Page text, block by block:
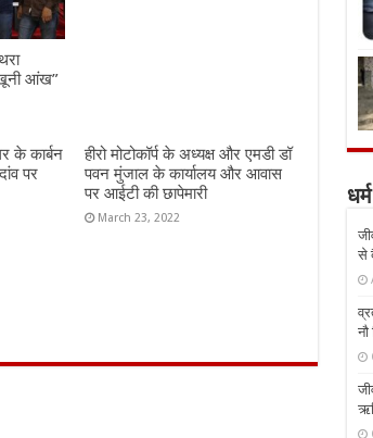
आंख”
के कार्बन
पर
हीरो मोटोकॉर्प के अध्यक्ष और एमडी डॉ
पवन मुंजाल के कार्यालय और आवास
पर आईटी की छापेमारी
March 23, 2022
धर्म
से